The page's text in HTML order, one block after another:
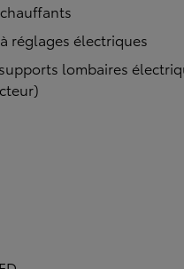
réglages électriques
lombaires